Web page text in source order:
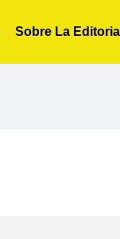
Sobre La Editorial